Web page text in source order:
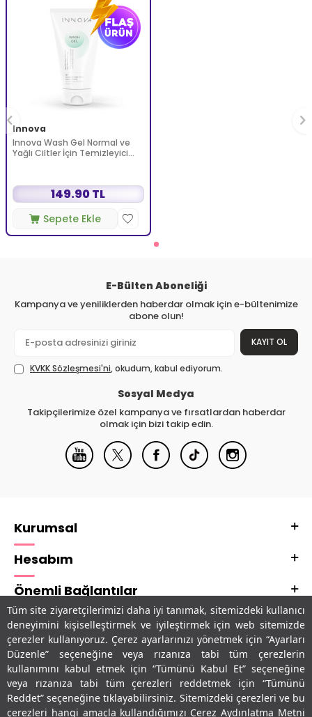
Tüm site ziyaretçilerimizi daha iyi tanımak, sitemizdeki kullanıcı
deneyimini kişiselleştirmek ve iyileştirmek için web sitemizde
çerezler kullanıyoruz. Çerez ayarlarınızı yönetmek için “Ayarları
Düzenle” seçeneğine veya rızanıza tabi tüm çerezlerin
kullanımını kabul etmek için “Tümünü Kabul Et” seçeneğine
veya rızanıza tabi tüm çerezleri reddetmek için “Tümünü
Reddet” seçeneğine tıklayabilirsiniz. Sitemizdeki çerezleri ve bu
çerezleri hangi amaçla kullandığımızı Çerez Aydınlatma Metni
Innova
Innova Wash Gel Normal ve
Yağlı Ciltler İçin Temizleyici
149.90 TL
Sepete Ekle
E-Bülten Aboneliği
Kampanya ve yeniliklerden haberdar olmak için e-bültenimize
abone olun!
KAYIT OL
KVKK Sözleşmesi'ni, okudum, kabul ediyorum.
Sosyal Medya
Takipçilerimize özel kampanya ve fırsatlardan haberdar
olmak için bizi takip edin.
Kurumsal
Hesabım
Önemli Bağlantılar
Adres & İletişim
Uygulamalarımız